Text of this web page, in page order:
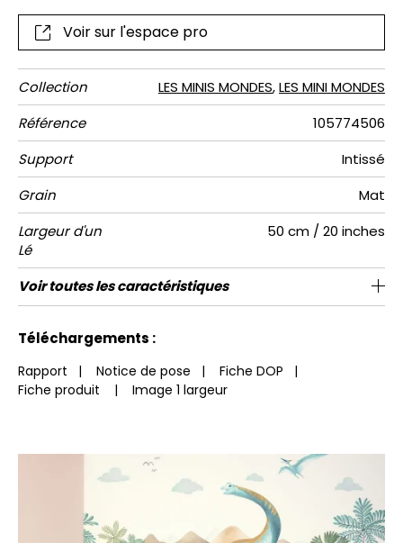
Voir sur l'espace pro
Collection LES MINIS MONDES,LES MINI MONDES
Référence
105774506
Support
Intissé
Grain
Mat
Largeur d'un
Lé
50 cm / 20 inches
Hauteur 310 cm / 122 inches
Largeur
Totale
250 cm / 98 inches
Raccord Raccord droit
Nombre de
lés
5
Poids g/m² 147
Entretien Lavable
Pose colle Encollage du mur
Dépose Arrachage à sec
Norme COV A+
ASTME84 Class A
Norme
euroclass
B s1 d0
Voir toutes les caractéristiques
Téléchargements :
Rapport | Notice de pose | Fiche DOP |
Fiche produit
| Image 1 largeur